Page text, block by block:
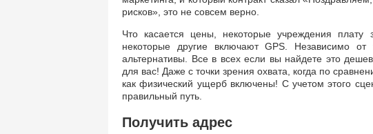
рисков», это не совсем верно.
Что касается цены, некоторые учреждения
некоторые другие включают GPS. Независимо
альтернативы. Все в всех если вы найдете это
для вас! Даже с точки зрения охвата, когда по
как физический ущерб включены! С учетом этого
правильный путь.
Получить адрес